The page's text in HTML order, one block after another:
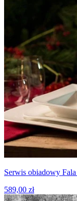
Serwis obiadowy
589,00 zł